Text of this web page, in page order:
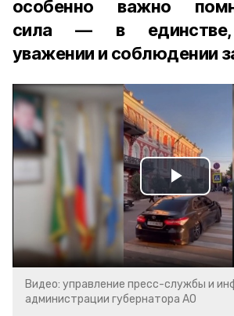
особенно важно
сила — в единстве,
уважении и соблюдении
Play
Video
Видео: управление пресс-службы и
администрации губернатора АО